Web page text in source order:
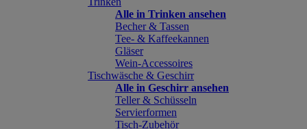
Alle in Trinken ansehen
Becher & Tassen
Tee- & Kaffeekannen
Gläser
Wein-Accessoires
Tischwäsche & Geschirr
Alle in Geschirr ansehen
Teller & Schüsseln
Servierformen
Tisch-Zubehör